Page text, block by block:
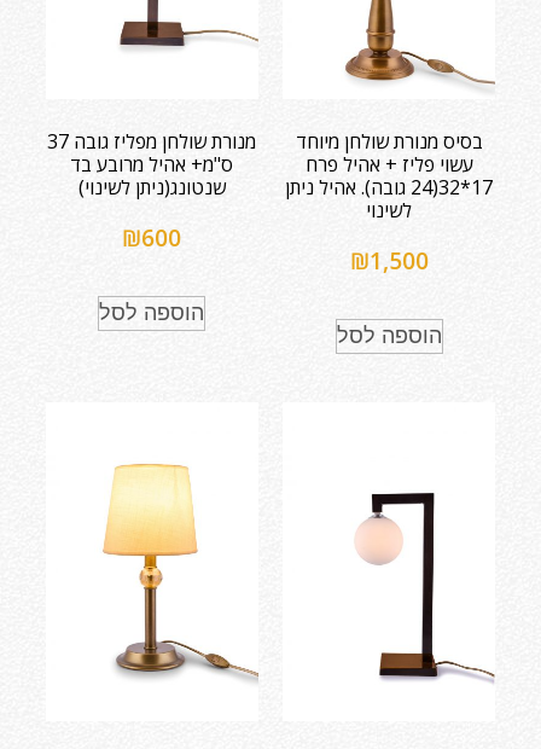
בסיס מנורת שולחן מיוחד
עשוי פליז + אהיל פרח
17*32(24 גובה). אהיל ניתן
לשינוי
₪1,500
הוספה לסל
מנורת שולחן מפליז גובה 37
ס"מ+ אהיל מרובע בד
שנטונג(ניתן לשינוי)
₪600
הוספה לסל